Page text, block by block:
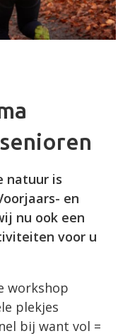
natuur is
en
nu ook een
voor u
workshop
plekjes
bij want vol =